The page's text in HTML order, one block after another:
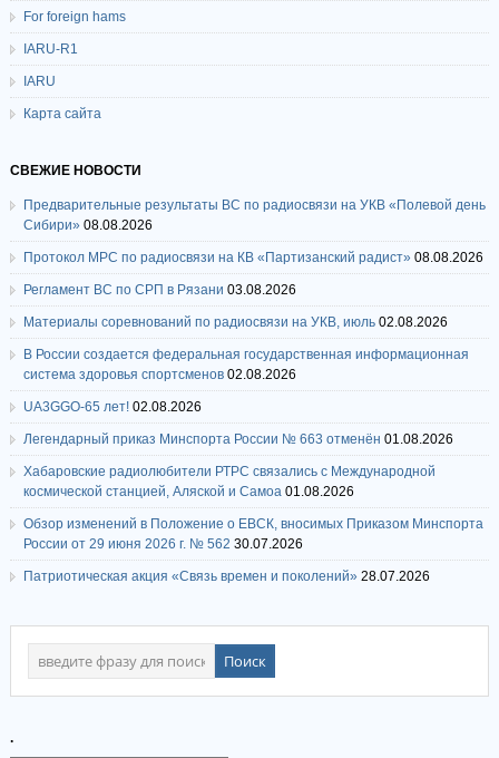
For foreign hams
IARU-R1
IARU
Карта сайта
СВЕЖИЕ НОВОСТИ
Предварительные результаты ВС по радиосвязи на УКВ «Полевой день
Сибири» 08.08.2026
Протокол МРС по радиосвязи на КВ «Партизанский радист» 08.08.2026
Регламент ВС по СРП в Рязани 03.08.2026
Материалы соревнований по радиосвязи на УКВ, июль 02.08.2026
В России создается федеральная государственная информационная
система здоровья спортсменов 02.08.2026
UA3GGO-65 лет! 02.08.2026
Легендарный приказ Минспорта России № 663 отменён 01.08.2026
Хабаровские радиолюбители РТРС связались с Международной
космической станцией, Аляской и Самоа 01.08.2026
Обзор изменений в Положение о ЕВСК, вносимых Приказом Минспорта
России от 29 июня 2026 г. № 562 30.07.2026
Патриотическая акция «Связь времен и поколений» 28.07.2026
.